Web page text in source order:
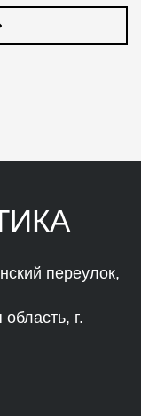
переулок,
г.